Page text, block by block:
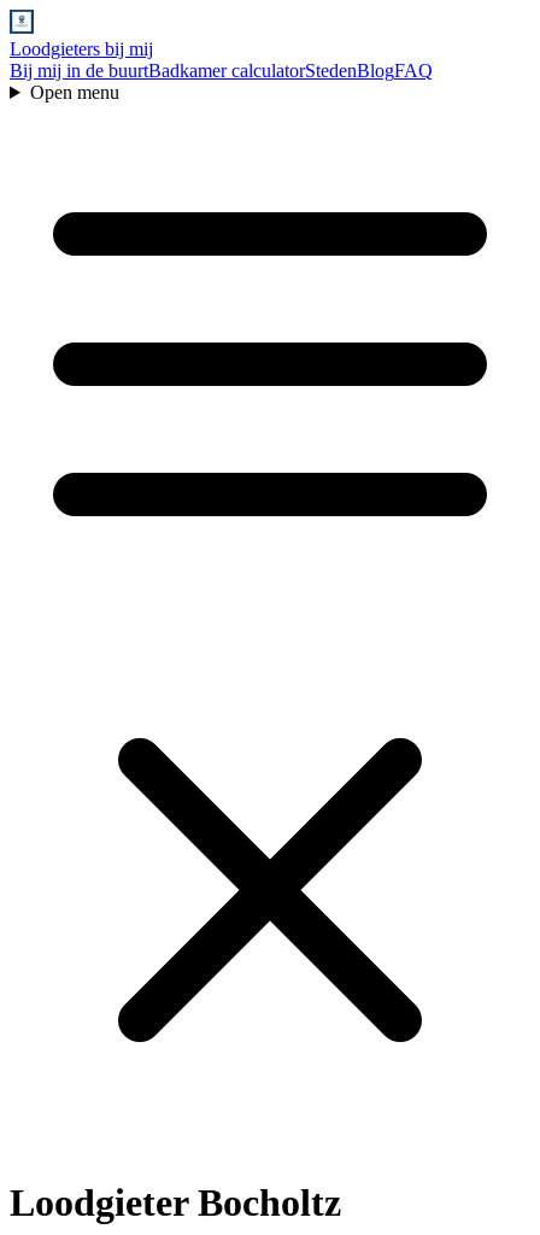
Loodgieters bij mij
Bij mij in de buurtBadkamer calculatorStedenBlogFAQ
Open menu
LoodgieterBocholtz